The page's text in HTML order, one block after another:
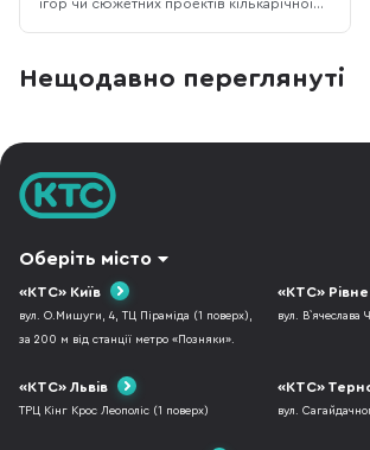
ігор чи сюжетних проектів кількарічної
графіки будуть видавати комфортну
Нещодавно переглянуті
Оберіть місто
«КТС» Київ
вул. О.Мишуги, 4, ТЦ Піраміда (1 поверх),
за 200 м від станції метро «Позняки».
«КТС» Рівне
вул. В`ячеслава
«КТС» Львів
ТРЦ Кінг Крос Леополіс (1 поверх)
«КТС»
вул.